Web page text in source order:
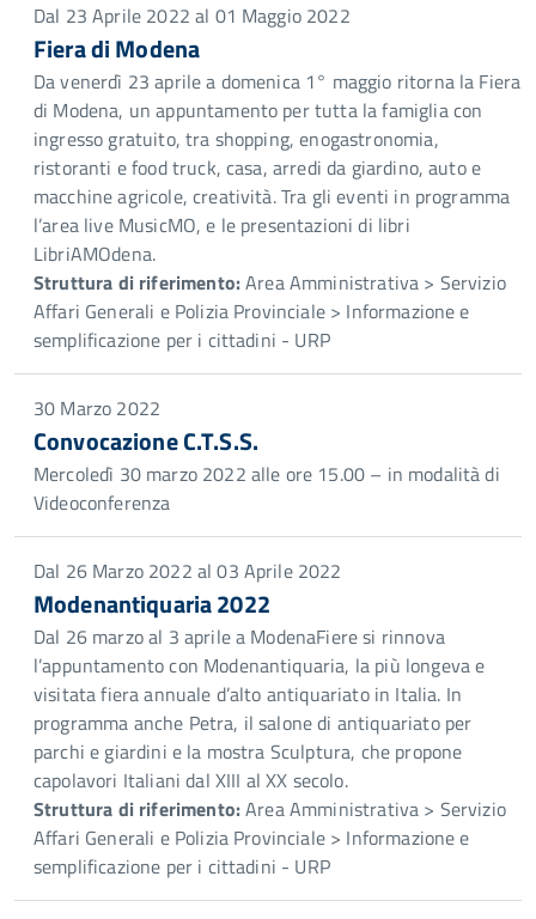
Dal 23 Aprile 2022 al 01 Maggio 2022
Fiera di Modena
Da venerdì 23 aprile a domenica 1° maggio ritorna la Fiera
di Modena, un appuntamento per tutta la famiglia con
ingresso gratuito, tra shopping, enogastronomia,
ristoranti e food truck, casa, arredi da giardino, auto e
macchine agricole, creatività. Tra gli eventi in programma
l’area live MusicMO, e le presentazioni di libri
LibriAMOdena.
Struttura di riferimento:Area Amministrativa > Servizio
Affari Generali e Polizia Provinciale > Informazione e
semplificazione per i cittadini - URP
30 Marzo 2022
Convocazione C.T.S.S.
Mercoledì 30 marzo 2022 alle ore 15.00 – in modalità di
Videoconferenza
Dal 26 Marzo 2022 al 03 Aprile 2022
Modenantiquaria 2022
Dal 26 marzo al 3 aprile a ModenaFiere si rinnova
l’appuntamento con Modenantiquaria, la più longeva e
visitata fiera annuale d’alto antiquariato in Italia. In
programma anche Petra, il salone di antiquariato per
parchi e giardini e la mostra Sculptura, che propone
capolavori Italiani dal XIII al XX secolo.
Struttura di riferimento:Area Amministrativa > Servizio
Affari Generali e Polizia Provinciale > Informazione e
semplificazione per i cittadini - URP